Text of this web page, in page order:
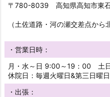
〒780-8039 高知県高知市東
（土佐道路・河の瀬交差点から
・営業日時：
月・水～日 9:00～19：00 土
休院日：毎週火曜日&第三日曜日
・出張：